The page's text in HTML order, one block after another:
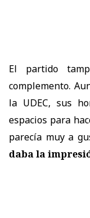
El partido
complemento.
la UDEC, sus
espacios para
parecía muy a
daba la